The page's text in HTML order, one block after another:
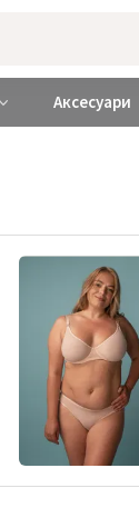
❤️ Київ та
Аксесуари